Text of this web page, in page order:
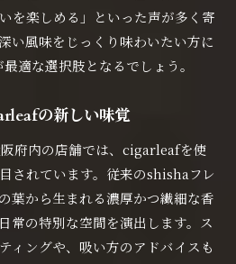
を楽しめる」といった声が多く寄
い風味をじっくり味わいたい方に
適な選択肢となるでしょう。
の新しい味覚
府内の店舗では、cigarleafを使
されています。従来のshishaフレ
葉から生まれる濃厚かつ繊細な香
常の特別な空間を演出します。ス
ィングや、吸い方のアドバイスも